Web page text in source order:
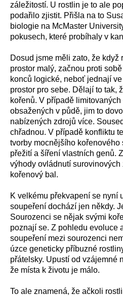
záležitostí. U rostlin je to ale
podařilo zjistit. Přišla na to
biologie na McMaster
pokusech, které probíhaly v
Dosud jsme měli zato, že
prostor malý, začnou proti
konců logické, neboť jednají
prostor pro sebe. Dělají to tak,
kořenů. V případě
obsažených v půdě, jim to
nabízených zdrojů více.
chřadnou. V případě konfliktu
tvorby mocnějšího kořenového
přežití a šíření vlastních genů.
výhody ovládnutí surovinových
kořenový bal.
K velkému překvapení se nyní
soupeření dochází jen někdy.
Sourozenci se nějak svými
poznají se. Z pohledu evoluce
soupeření mezi sourozenci
úzce geneticky příbuzné
přátelsky. Upustí od vzájemné
že místa k životu je málo.
To ale znamená, že ačkoli